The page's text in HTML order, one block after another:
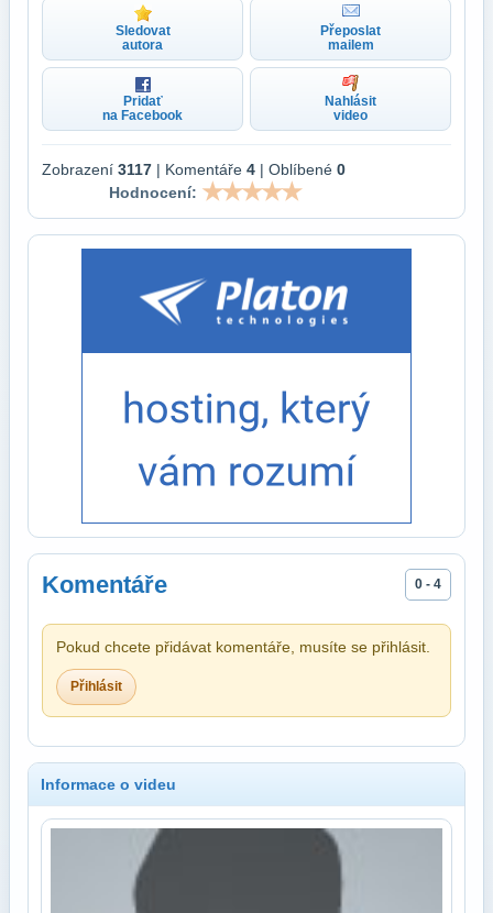
Sledovat
autora
Přeposlat
mailem
Pridať
na Facebook
Nahlásit
video
Zobrazení 3117 | Komentáře 4 | Oblíbené 0
Hodnocení:
Komentáře 0 - 4
Pokud chcete přidávat komentáře, musíte se přihlásit.
Přihlásit
Informace o videu